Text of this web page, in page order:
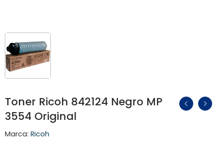
Toner Ricoh 842124 Negro MP
3554 Original
Marca: Ricoh